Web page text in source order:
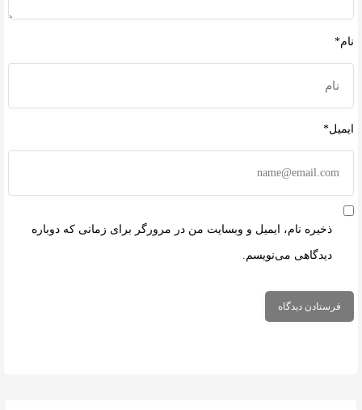
نام*
ایمیل*
ذخیره نام، ایمیل و وبسایت من در مرورگر برای زمانی که دوباره
دیدگاهی می‌نویسم.